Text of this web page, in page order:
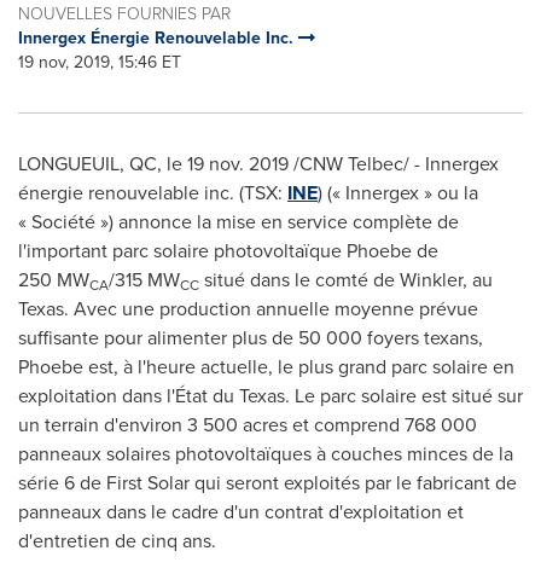
NOUVELLES FOURNIES PAR
Innergex Énergie Renouvelable Inc.
19 nov, 2019, 15:46 ET
LONGUEUIL, QC, le19 nov. 2019/CNW Telbec/ - Innergex
énergie renouvelable inc. (TSX: INE) (« Innergex » ou la
« Société ») annonce la mise en service complète de
l'important parc solaire photovoltaïque Phoebe de
250 MWCA/315 MWCC situé dans le comté deWinkler, au
Texas. Avec une production annuelle moyenne prévue
suffisante pour alimenter plus de 50 000 foyers texans,
Phoebe est, à l'heure actuelle, le plus grand parc solaire en
exploitation dans l'État du Texas. Le parc solaire est situé sur
un terrain d'environ 3 500 acres et comprend 768 000
panneaux solaires photovoltaïques à couches minces de la
série 6 de First Solar qui seront exploités par le fabricant de
panneaux dans le cadre d'un contrat d'exploitation et
d'entretien de cinq ans.